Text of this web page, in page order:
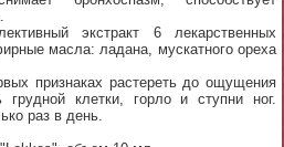
экстракт 6 лекарственных
масла: ладана, мускатного ореха
признаках растереть до ощущения
клетки, горло и ступни ног.
раз в день.